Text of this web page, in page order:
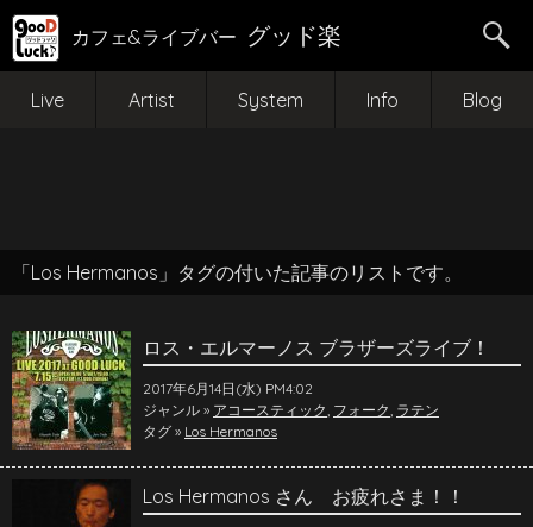
カフェ&ライブバー グッド楽
Live Artist System Info Blog
「Los Hermanos」タグの付いた記事のリストです。
ロス・エルマーノス ブラザーズライブ！
2017年6月14日(水) PM4:02
ジャンル » アコースティック, フォーク, ラテン
タグ » Los Hermanos
Los Hermanos さん お疲れさま！！